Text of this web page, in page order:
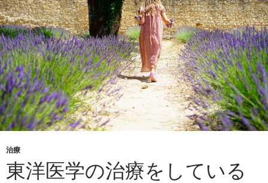
治療
東洋医学の治療をしている